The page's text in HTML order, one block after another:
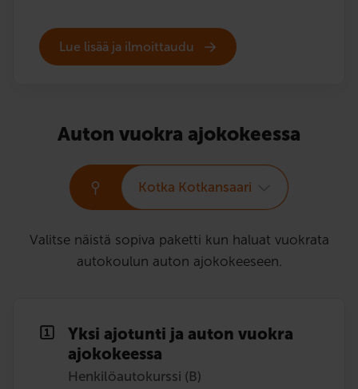
Lue lisää ja ilmoittaudu
Auton vuokra ajokokeessa
Kotka Kotkansaari
Valitse näistä sopiva paketti kun haluat vuokrata
autokoulun auton ajokokeeseen.
Yksi ajotunti ja auton vuokra
ajokokeessa
Henkilöautokurssi (B)